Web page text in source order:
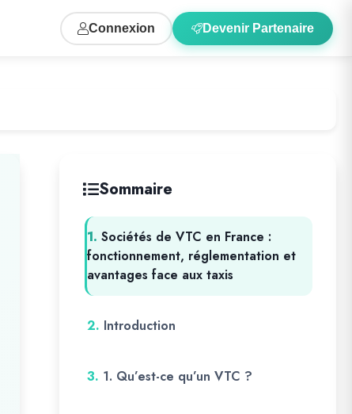
Connexion Devenir Partenaire
Sommaire
1. Sociétés de VTC en France :
fonctionnement, réglementation et
avantages face aux taxis
2. Introduction
3. 1. Qu’est-ce qu’un VTC ?